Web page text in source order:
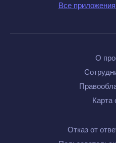
Все
О
Карта
Отказ от